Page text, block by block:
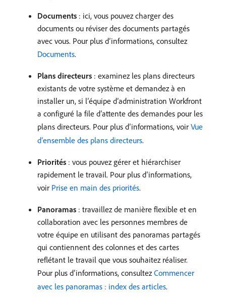
Documents : ici, vous pouvez charger des
documents ou réviser des documents partagés
avec vous. Pour plus d’informations, consultez
Documents.
Plans directeurs : examinez les plans directeurs
existants de votre système et demandez à en
installer un, si l’équipe d’administration Workfront
a configuré la file d’attente des demandes pour les
plans directeurs. Pour plus d’informations, voir Vue
d’ensemble des plans directeurs.
Priorités : vous pouvez gérer et hiérarchiser
rapidement le travail. Pour plus d’informations,
voir Prise en main des priorités.
Panoramas : travaillez de manière flexible et en
collaboration avec les personnes membres de
votre équipe en utilisant des panoramas partagés
qui contiennent des colonnes et des cartes
reflétant le travail que vous souhaitez réaliser.
Pour plus d’informations, consultezCommencer
avec les panoramas : index des articles.